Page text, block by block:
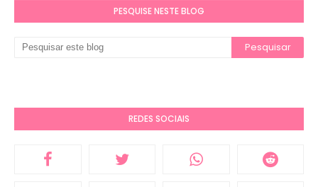
PESQUISE NESTE BLOG
REDES SOCIAIS